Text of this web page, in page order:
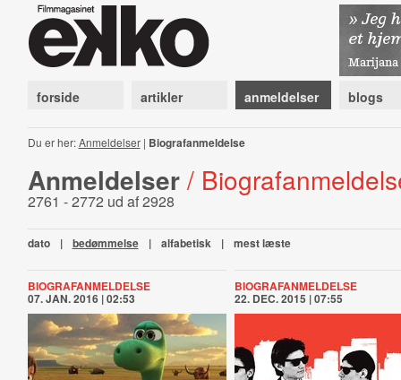
forside artikler anmeldelser blogs
Du er her:Anmeldelser| Biografanmeldelse
Anmeldelser /
2761 - 2772 ud af 2928
dato | bedømmelse | alfabetisk | mest læste
BIOGRAFANMELDELSE
07. JAN. 2016 | 02:53
BIOGRAFANMELDELSE
22. DEC. 2015 | 07:55